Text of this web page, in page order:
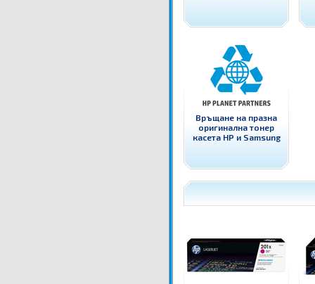
Връщане на празна
оригинална тонер
касета HP и Samsung